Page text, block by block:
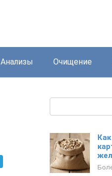
Анализы Очищение